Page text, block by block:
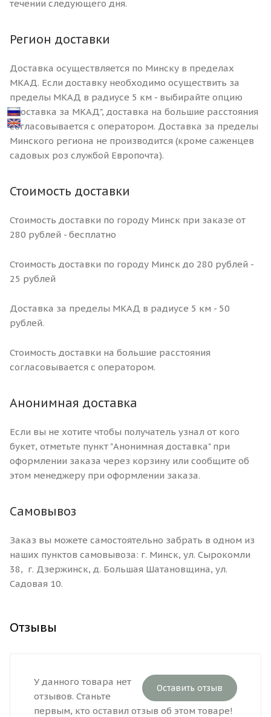
течении следующего дня.
Регион доставки
Доставка осуществляется по Минску в пределах
МКАД. Если доставку необходимо осуществить за
пределы МКАД в радиусе 5 км - выбирайте опцию
"Доставка за МКАД", доставка на большие расстояния
согласовывается с оператором. Доставка за пределы
Минского региона не производится (кроме саженцев
садовых роз службой Европочта).
Стоимость доставки
Стоимость доставки по городу Минск при заказе от
280 рублей - бесплатно
Стоимость доставки по городу Минск до 280 рублей -
25 рублей
Доставка за пределы МКАД в радиусе 5 км - 50
рублей.
Стоимость доставки на большие расстояния
согласовывается с оператором.
Анонимная доставка
Если вы не хотите чтобы получатель узнал от кого
букет, отметьте пункт "Анонимная доставка" при
оформлении заказа через корзину или сообщите об
этом менеджеру при оформлении заказа.
Самовывоз
Заказ вы можете самостоятельно забрать в одном из
наших пунктов самовывоза: г. Минск, ул. Сырокомли
38, г. Дзержинск, д. Большая Шатановщина, ул.
Садовая 10.
Отзывы
Оставить отзыв
У данного товара нет
отзывов. Станьте
первым, кто оставил отзыв об этом товаре!